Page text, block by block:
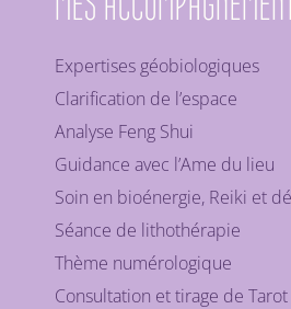
Expertises géobiologiques
Clarification de l’espace
Analyse Feng Shui
Guidance avec l’Ame du lieu
Soin en bioénergie, Reiki et
Séance de lithothérapie
Thème numérologique
Consultation et tirage de Tarot